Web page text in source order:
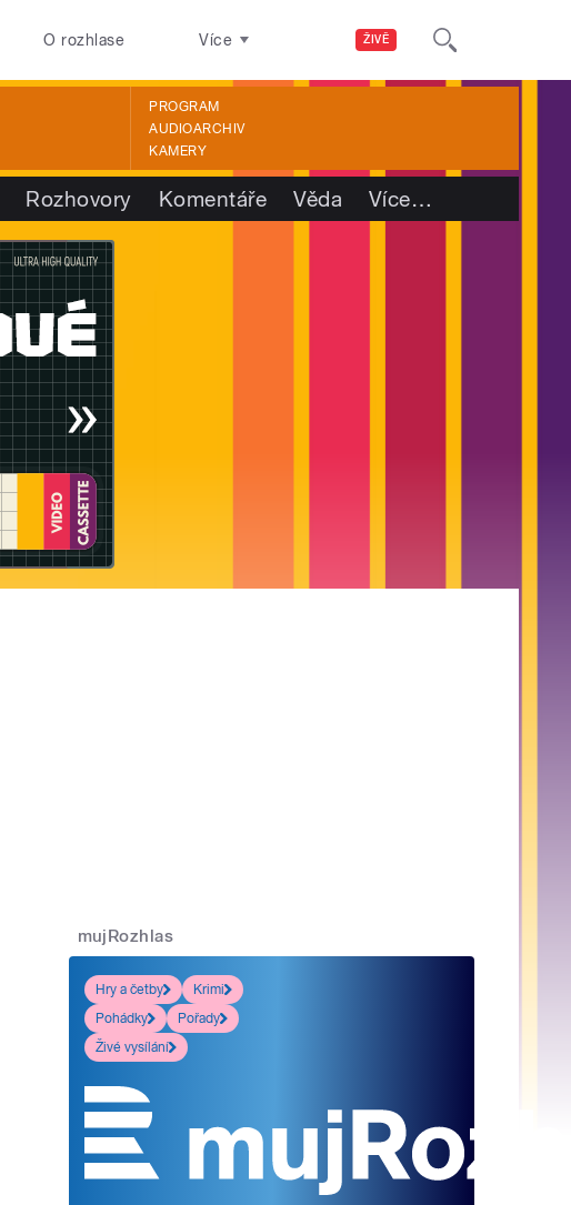
ŽIVĚ
O rozhlase Více
PROGRAM
AUDIOARCHIV
KAMERY
Rozhovory Komentáře Věda Více…
mujRozhlas
Hry a četby
Krimi
Pohádky
Pořady
Živé vysílání